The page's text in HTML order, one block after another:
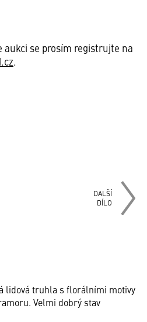
aukci se prosím registrujte na
.
DALŠÍ
DÍLO
lidová truhla s florálními motivy
Velmi dobrý stav